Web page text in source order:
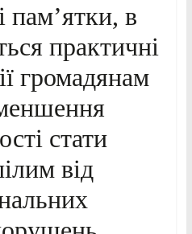
пам’ятки, в
практичні
громадянам
стати
від